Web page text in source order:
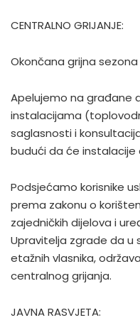
CENTRALNO GRIJANJE:
Okončana grijna
Apelujemo na građane
instalacijama
saglasnosti i
budući da će
Podsjećamo korisnike
prema zakonu o
zajedničkih dijelova i
Upravitelja zgrade da u
etažnih vlasnika,
centralnog grijanja.
JAVNA RASVJETA: